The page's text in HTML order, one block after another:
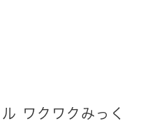
ワクワクみっく